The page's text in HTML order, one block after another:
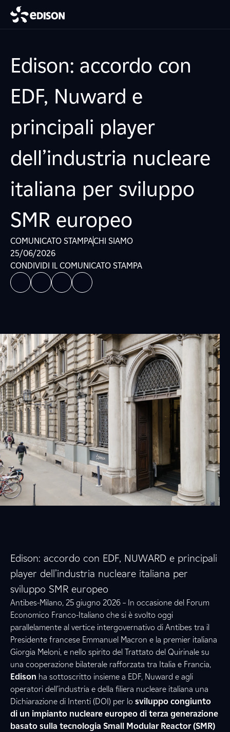
Edison: accordo con
EDF, Nuward e
principali player
dell’industria nucleare
italiana per sviluppo
SMR europeo
COMUNICATO STAMPACHI SIAMO
25/06/2026
CONDIVIDI IL COMUNICATO STAMPA
Edison: accordo con EDF, NUWARD e principali
player dell’industria nucleare italiana per
sviluppo SMR europeo
Antibes-Milano, 25 giugno 2026 – In occasione del Forum
Economico Franco-Italiano che si è svolto oggi
parallelamente al vertice intergovernativo di Antibes tra il
Presidente francese Emmanuel Macron e la premier italiana
Giorgia Meloni, e nello spirito del Trattato del Quirinale su
una cooperazione bilaterale rafforzata tra Italia e Francia,
Edison ha sottoscritto insieme a EDF, Nuward e agli
operatori dell’industria e della filiera nucleare italiana una
Dichiarazione di Intenti (DOI) per lo sviluppo congiunto
di un impianto nucleare europeo di terza generazione
basato sulla tecnologia Small Modular Reactor (SMR)